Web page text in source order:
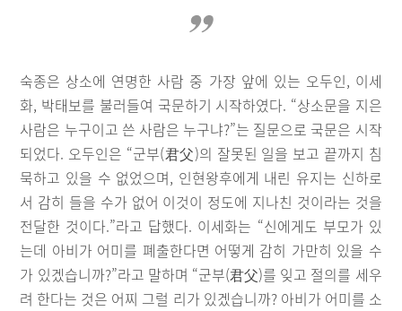
숙종은 상소에 연명한 사람 중 가장 앞에 있는 오두인, 이세
화, 박태보를 불러들여 국문하기 시작하였다. “상소문을 지은
사람은 누구이고 쓴 사람은 누구냐?”는 질문으로 국문은 시작
되었다. 오두인은 “군부(君父)의 잘못된 일을 보고 끝까지 침
묵하고 있을 수 없었으며, 인현왕후에게 내린 유지는 신하로
서 감히 들을 수가 없어 이것이 정도에 지나친 것이라는 것을
전달한 것이다.”라고 답했다. 이세화는 “신에게도 부모가 있
는데 아비가 어미를 폐출한다면 어떻게 감히 가만히 있을 수
가 있겠습니까?”라고 말하며 “군부(君父)를 잊고 절의를 세우
려 한다는 것은 어찌 그럴 리가 있겠습니까? 아비가 어미를 소